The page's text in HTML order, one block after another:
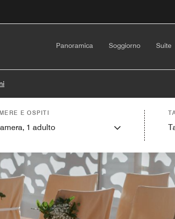
Panoramica Soggiorno Suite
E OSPITI
1 adulto